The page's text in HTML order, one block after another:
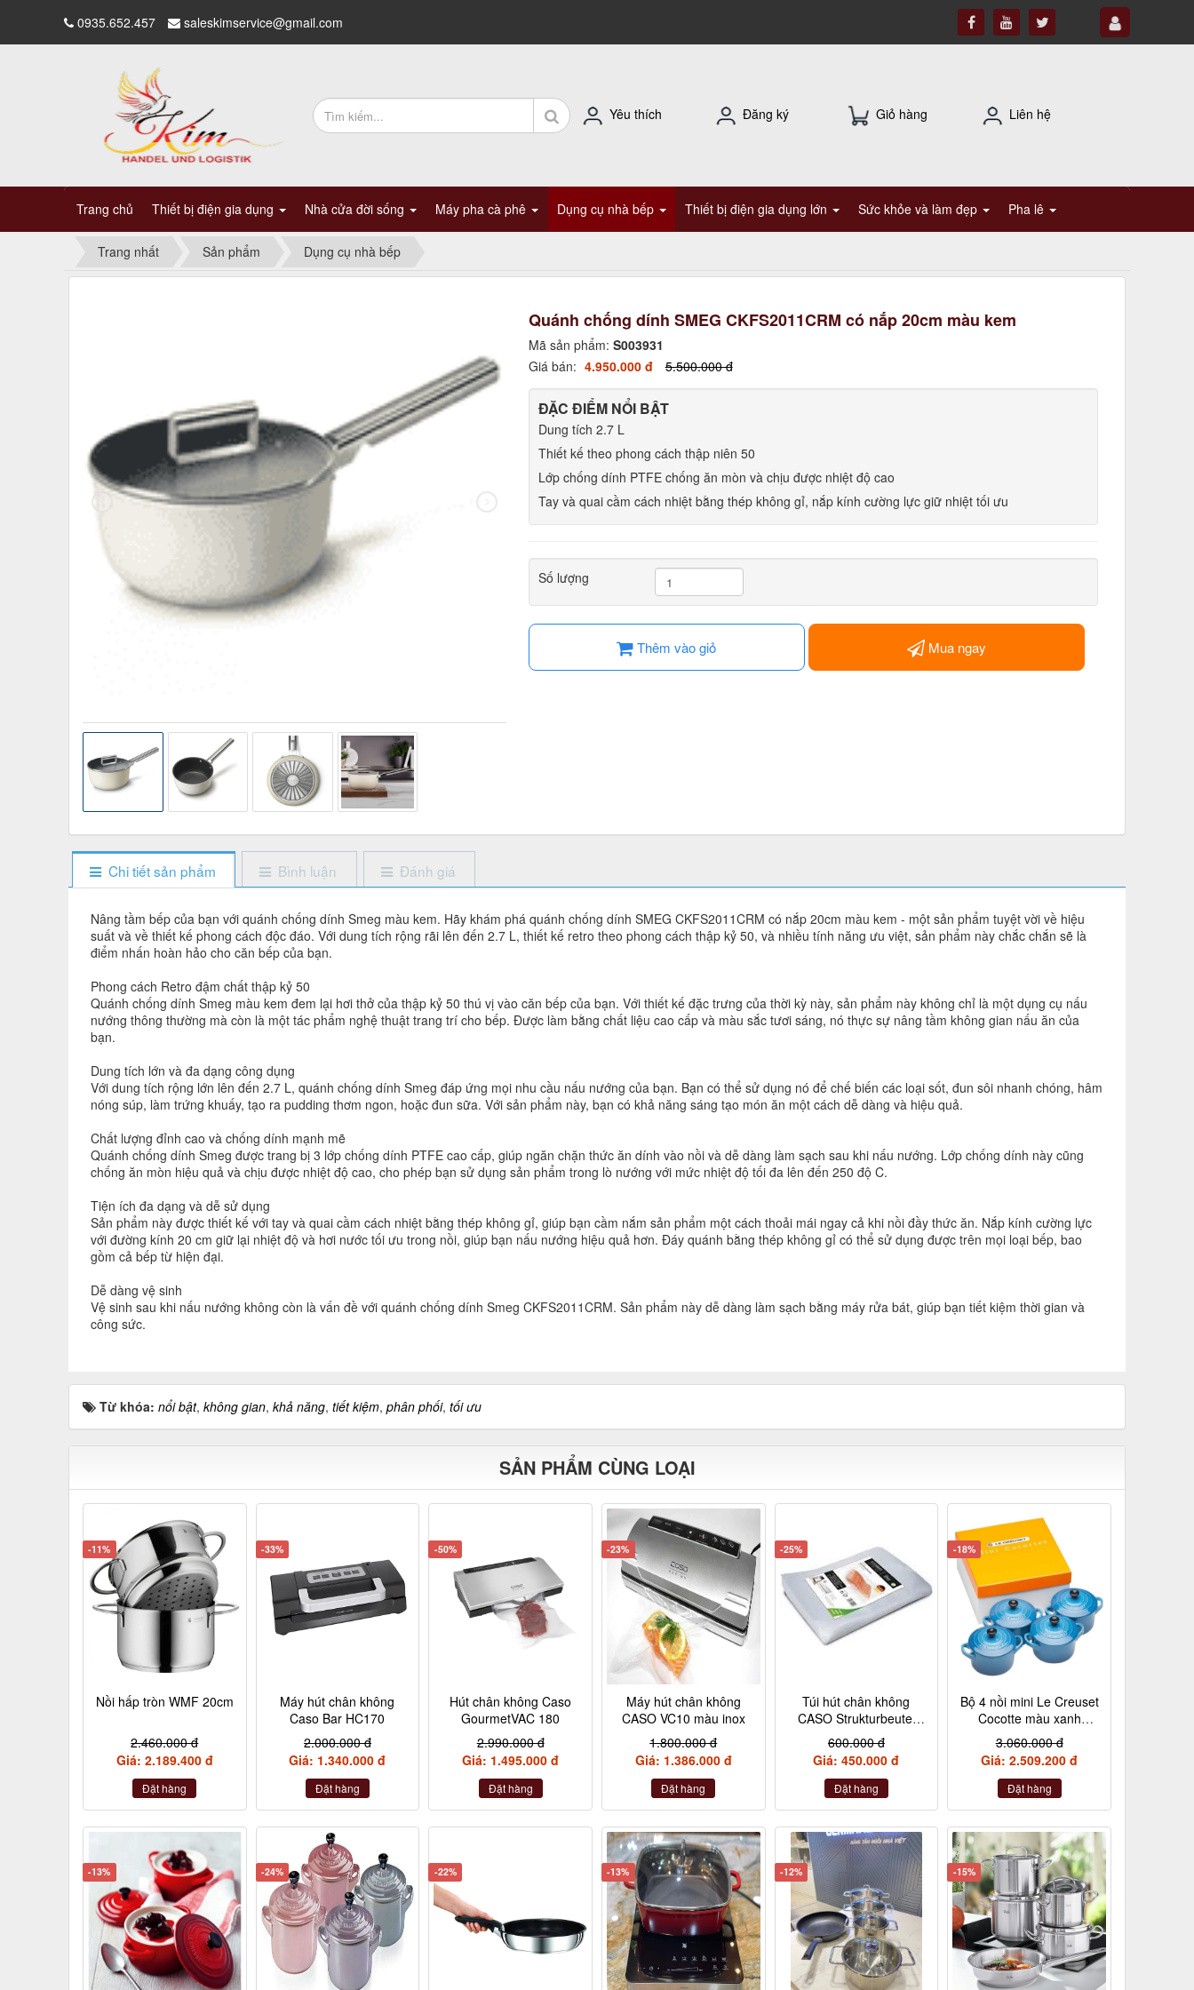
0935.652.457 saleskimservice@gmail.com
Yêu thích Đăng ký Giỏ hàng Liên hệ
Trang chủ Thiết bị điện gia dụng Nhà cửa đời sống Máy pha cà phê Dụng cụ nhà bếp Thiết bị điện gia dụng lớn Sức khỏe và làm đẹp Pha lê
Trang nhất Sản phẩm Dụng cụ nhà bếp
Quánh chống dính SMEG CKFS2011CRM có nắp 20cm màu kem
Mã sản phẩm: S003931
Giá bán: 4.950.000 đ 5.500.000 đ
ĐẶC ĐIỂM NỔI BẬT
Dung tích 2.7 L
Thiết kế theo phong cách thập niên 50
Lớp chống dính PTFE chống ăn mòn và chịu được nhiệt độ cao
Tay và quai cầm cách nhiệt bằng thép không gỉ, nắp kính cường lực giữ nhiệt tối ưu
Số lượng
Thêm vào giỏ Mua ngay
Chi tiết sản phẩm Bình luận Đánh giá
Nâng tầm bếp của bạn với quánh chống dính Smeg màu kem. Hãy khám phá quánh chống dính SMEG CKFS2011CRM có nắp 20cm màu kem - một sản phẩm tuyệt vời về hiệu
suất và về thiết kế phong cách độc đáo. Với dung tích rộng rãi lên đến 2.7 L, thiết kế retro theo phong cách thập kỷ 50, và nhiều tính năng ưu việt, sản phẩm này chắc chắn sẽ là
điểm nhấn hoàn hảo cho căn bếp của bạn.
Phong cách Retro đậm chất thập kỷ 50
Quánh chống dính Smeg màu kem đem lại hơi thở của thập kỷ 50 thú vị vào căn bếp của bạn. Với thiết kế đặc trưng của thời kỳ này, sản phẩm này không chỉ là một dụng cụ nấu
nướng thông thường mà còn là một tác phẩm nghệ thuật trang trí cho bếp. Được làm bằng chất liệu cao cấp và màu sắc tươi sáng, nó thực sự nâng tầm không gian nấu ăn của
bạn.
Dung tích lớn và đa dạng công dụng
Với dung tích rộng lớn lên đến 2.7 L, quánh chống dính Smeg đáp ứng mọi nhu cầu nấu nướng của bạn. Bạn có thể sử dụng nó để chế biến các loại sốt, đun sôi nhanh chóng, hâm
nóng súp, làm trứng khuấy, tạo ra pudding thơm ngon, hoặc đun sữa. Với sản phẩm này, bạn có khả năng sáng tạo món ăn một cách dễ dàng và hiệu quả.
Chất lượng đỉnh cao và chống dính mạnh mẽ
Quánh chống dính Smeg được trang bị 3 lớp chống dính PTFE cao cấp, giúp ngăn chặn thức ăn dính vào nồi và dễ dàng làm sạch sau khi nấu nướng. Lớp chống dính này cũng
chống ăn mòn hiệu quả và chịu được nhiệt độ cao, cho phép bạn sử dụng sản phẩm trong lò nướng với mức nhiệt độ tối đa lên đến 250 độ C.
Tiện ích đa dạng và dễ sử dụng
Sản phẩm này được thiết kế với tay và quai cầm cách nhiệt bằng thép không gỉ, giúp bạn cầm nắm sản phẩm một cách thoải mái ngay cả khi nồi đầy thức ăn. Nắp kính cường lực
với đường kính 20 cm giữ lại nhiệt độ và hơi nước tối ưu trong nồi, giúp bạn nấu nướng hiệu quả hơn. Đáy quánh bằng thép không gỉ có thể sử dụng được trên mọi loại bếp, bao
gồm cả bếp từ hiện đại.
Dễ dàng vệ sinh
Vệ sinh sau khi nấu nướng không còn là vấn đề với quánh chống dính Smeg CKFS2011CRM. Sản phẩm này dễ dàng làm sạch bằng máy rửa bát, giúp bạn tiết kiệm thời gian và
công sức.
Từ khóa: nổi bật, không gian, khả năng, tiết kiệm, phân phối, tối ưu
SẢN PHẨM CÙNG LOẠI
-11%
Nồi hấp tròn WMF 20cm
2.460.000 đ
Giá: 2.189.400 đ
Đặt hàng
-33%
Máy hút chân không
Caso Bar HC170
2.000.000 đ
Giá: 1.340.000 đ
Đặt hàng
-50%
Hút chân không Caso
GourmetVAC 180
2.990.000 đ
Giá: 1.495.000 đ
Đặt hàng
-23%
Máy hút chân không
CASO VC10 màu inox
1.800.000 đ
Giá: 1.386.000 đ
Đặt hàng
-25%
Túi hút chân không
CASO Strukturbeutel
20×30 cm, 50 Stück –
Made in Germany
(không hộp)
600.000 đ
Giá: 450.000 đ
Đặt hàng
-18%
Bộ 4 nồi mini Le Creuset
Cocotte màu xanh
Marseile
3.060.000 đ
Giá: 2.509.200 đ
Đặt hàng
-13% -24% -22% -13% -12% -15%